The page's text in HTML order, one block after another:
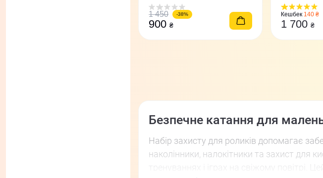
1 450 -38%
900₴
Кешбек 140 ₴
1 700₴
Безпечне катання для
Набір захисту для роликів допомагає
наколінники, налокітники та захист для
тренуваннях і іграх на свіжому повітрі.